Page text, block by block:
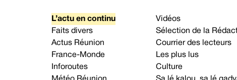
L’actu en continu
Faits divers
Actus Réunion
France-Monde
Inforoutes
Vidéos
Sélection de la
Courrier des lecteurs
Les plus lus
Culture